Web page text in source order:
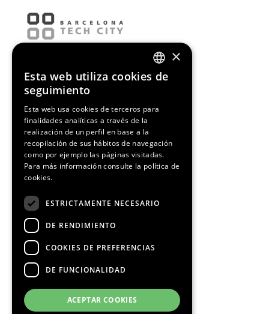
Media Partners
ENGLISH
×
Esta web utiliza cookies de
seguimiento
Esta web usa cookies de terceros para
finalidades analíticas a través de la
realización de un perfil en base a la
recopilación de sus hábitos de navegación
como por ejemplo las páginas visitadas.
Para más información consulte la política de
cookies.
ESTRICTAMENTE NECESARIO
DE RENDIMIENTO
COOKIES DE PREFERENCIAS
DE FUNCIONALIDAD
ACEPTAR COOKIES